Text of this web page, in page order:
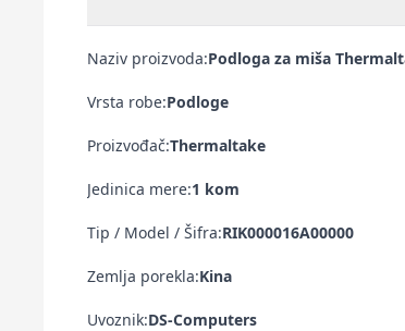
Naziv proizvoda:Podloga za miša
Vrsta robe:Podloge
Proizvođač:Thermaltake
Jedinica mere:1 kom
Tip / Model / Šifra:RIK000016A00000
Zemlja porekla:Kina
Uvoznik:DS-Computers